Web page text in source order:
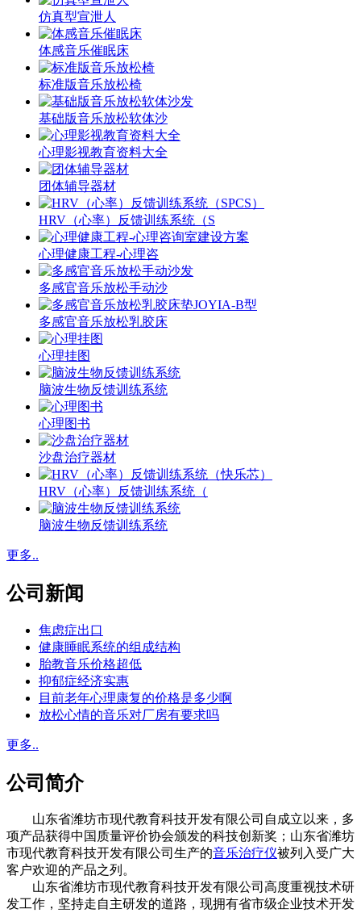
仿真型宣泄人
体感音乐催眠床
标准版音乐放松椅
基础版音乐放松软体沙
心理影视教育资料大全
团体辅导器材
HRV（心率）反馈训练系统（S
心理健康工程-心理咨
多感官音乐放松手动沙
多感官音乐放松乳胶床
心理挂图
脑波生物反馈训练系统
心理图书
沙盘治疗器材
HRV（心率）反馈训练系统（
脑波生物反馈训练系统
更多..
公司新闻
焦虑症出口
健康睡眠系统的组成结构
胎教音乐价格超低
抑郁症经济实惠
目前老年心理康复的价格是多少啊
放松心情的音乐对厂房有要求吗
更多..
公司简介
山东省潍坊市现代教育科技开发有限公司自成立以来，多
项产品获得中国质量评价协会颁发的科技创新奖；山东省潍坊
市现代教育科技开发有限公司生产的音乐治疗仪被列入受广大
客户欢迎的产品之列。
山东省潍坊市现代教育科技开发有限公司高度重视技术研
发工作，坚持走自主研发的道路，现拥有省市级企业技术开发